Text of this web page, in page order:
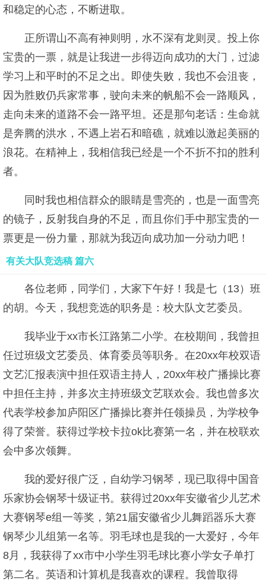
和稳定的心态，不断进取。
正所谓山不高有神则明，水不深有龙则灵。投上你
宝贵的一票，就是让我进一步得迈向成功的大门，过滤
学习上和平时的不足之出。即使失败，我也不会沮丧，
因为胜败仍兵家常事，驶向未来的帆船不会一路顺风，
走向未来的道路不会一路平坦。还是那句老话：生命就
是奔腾的洪水，不遇上岩石和暗礁，就难以激起美丽的
浪花。在精神上，我相信我已经是一个不折不扣的胜利
者。
同时我也相信群众的眼睛是雪亮的，也是一面雪亮
的镜子，反射我自身的不足，而且你们手中那宝贵的一
票更是一份力量，那就为我迈向成功加一分动力吧！
有关大队竞选稿 篇六
各位老师，同学们，大家下午好！我是七（13）班
的胡。今天，我想竞选的职务是：校大队文艺委员。
我毕业于xx市长江路第二小学。在校期间，我曾担
任过班级文艺委员、体育委员等职务。在20xx年校双语
文艺汇报表演中担任双语主持人，20xx年校广播操比赛
中担任主持，并多次主持班级文艺联欢会。我也曾多次
代表学校参加庐阳区广播操比赛并任领操员，为学校争
得了荣誉。获得过学校卡拉ok比赛第一名，并在校联欢
会中多次领舞。
我的爱好很广泛，自幼学习钢琴，现已取得中国音
乐家协会钢琴十级证书。获得过20xx年安徽省少儿艺术
大赛钢琴e组一等奖，第21届安徽省少儿舞蹈器乐大赛
钢琴少儿组第一名等。羽毛球也是我的一大爱好，今年
8月，我获得了xx市中小学生羽毛球比赛小学女子单打
第二名。英语和计算机是我喜欢的课程。我曾取得